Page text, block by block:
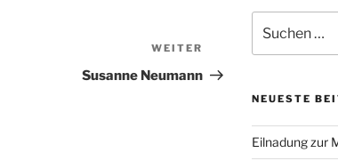
Nächster
Beitrag
WEITER
Susanne Neumann
nach:
NEUESTE
Eilnadung zur